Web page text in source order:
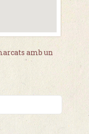
amb un